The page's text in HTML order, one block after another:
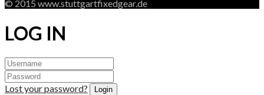
© 2015 www.stuttgartfixedgear.de
LOG IN
Lost your password?